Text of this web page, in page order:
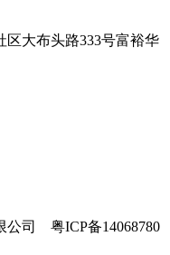
大布头路333号富裕华
公司 粤ICP备14068780